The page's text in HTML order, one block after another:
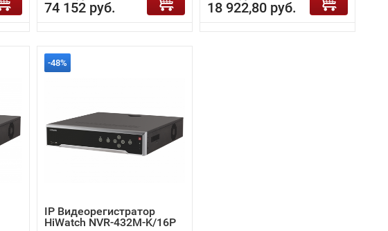
74 152 руб. 18 922,80 руб.
-48%
IP Видеорегистратор
HiWatch NVR-432M-K/16P